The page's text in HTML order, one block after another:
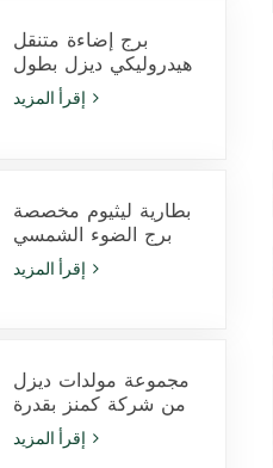
برج إضاءة متنقل
هيدروليكي ديزل بطول
9 أمتار مزود بمصابيح
LED بقدرة 350 وات
بطارية ليثيوم مخصصة
برج الضوء الشمسي
600W مصابيح LED مع
انزلاق
مجموعة مولدات ديزل
من شركة كمنز بقدرة
425 كيلو فولت أمبير،
طراز 6ZTAA13-G2،